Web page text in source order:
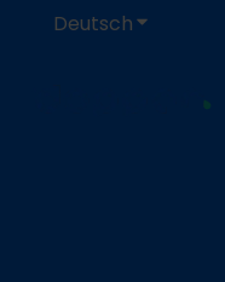
Deutsch